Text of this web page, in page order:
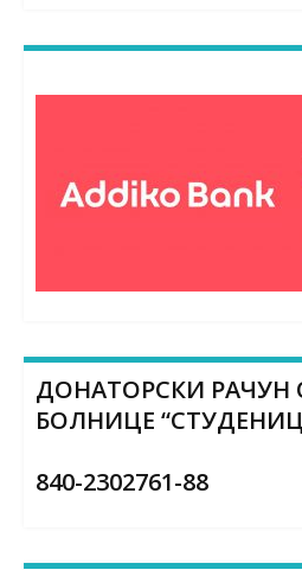
ДОНАТОРСКИ
БОЛНИЦЕ
840-2302761-88